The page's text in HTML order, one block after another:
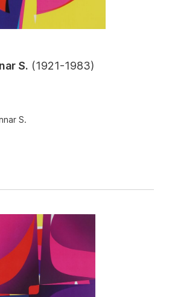
S. (1921-1983)
S.